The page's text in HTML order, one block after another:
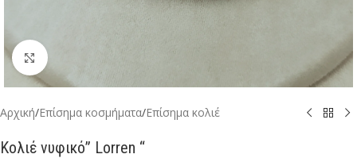
Click to enlarge
Αρχική/Επίσημα κοσμήματα/Επίσημα κολιέ
Κολιέ νυφικό” Lorren “